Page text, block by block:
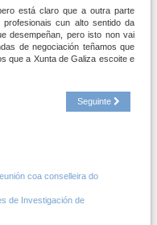
está claro que a outra parte
cun alto sentido da
desempeñan, pero isto non vai
de negociación teñamos que
que a Xunta de Galiza escoite e
Seguinte
coa conselleira do
de Investigación de